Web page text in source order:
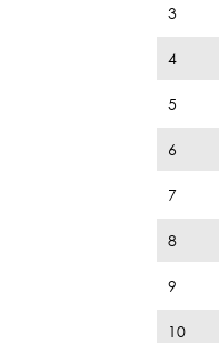
3
4
5
6
7
8
9
10